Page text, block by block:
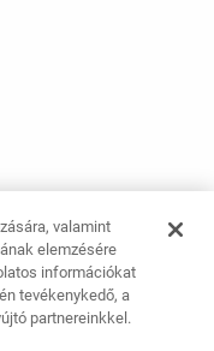
valamint
elemzésére
információkat
tevékenykedő, a
partnereinkkel.